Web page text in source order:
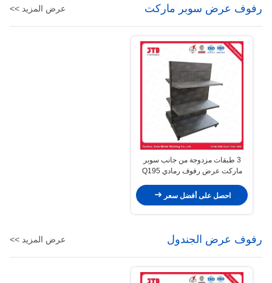
رفوف عرض سوبر ماركت عرض المزيد >>
3 طبقات مزدوجة من جانب سوبر
ماركت عرض رفوف رمادي Q195
احصل على أفضل سعر
رفوف عرض الجندول عرض المزيد >>